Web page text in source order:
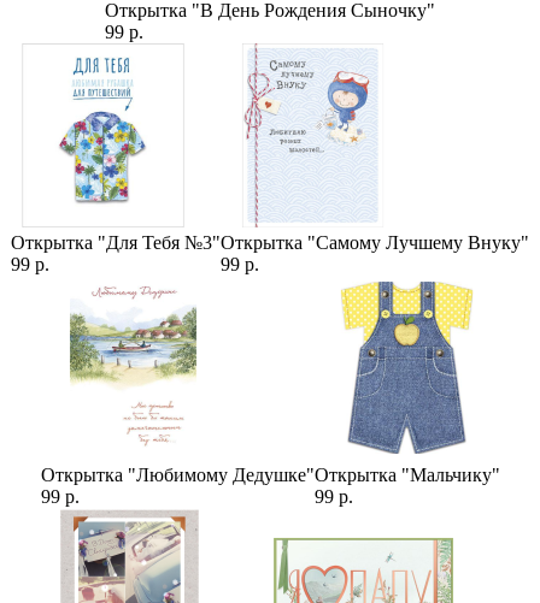
Открытка "В День Рождения Сыночку"
99 р.
Открытка "Для Тебя №3"
99 р.
Открытка "Самому Лучшему Внуку"
99 р.
Открытка "Любимому Дедушке"
99 р.
Открытка "Мальчику"
99 р.